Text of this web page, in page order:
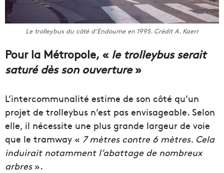
Le trolleybus du côté d’Endoume en 1995. Crédit A. Kaerr
Pour la Métropole, « le trolleybus serait
saturé dès son ouverture»
L’intercommunalité estime de son côté qu’un
projet de trolleybus n’est pas envisageable. Selon
elle, il nécessite une plus grande largeur de voie
que le tramway « 7 mètres contre 6 mètres. Cela
induirait notamment l’abattage de nombreux
arbres».